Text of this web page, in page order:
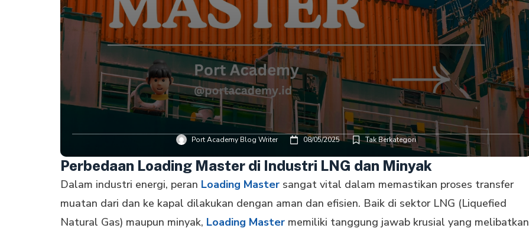
Port Academy Blog Writer 08/05/2025 Tak Berkategori
Perbedaan Loading Master di Industri LNG dan Minyak
Dalam industri energi, peran Loading Master sangat vital dalam memastikan proses transfer
muatan dari dan ke kapal dilakukan dengan aman dan efisien. Baik di sektor LNG (Liquefied
Natural Gas) maupun minyak, Loading Master memiliki tanggung jawab krusial yang melibatkan